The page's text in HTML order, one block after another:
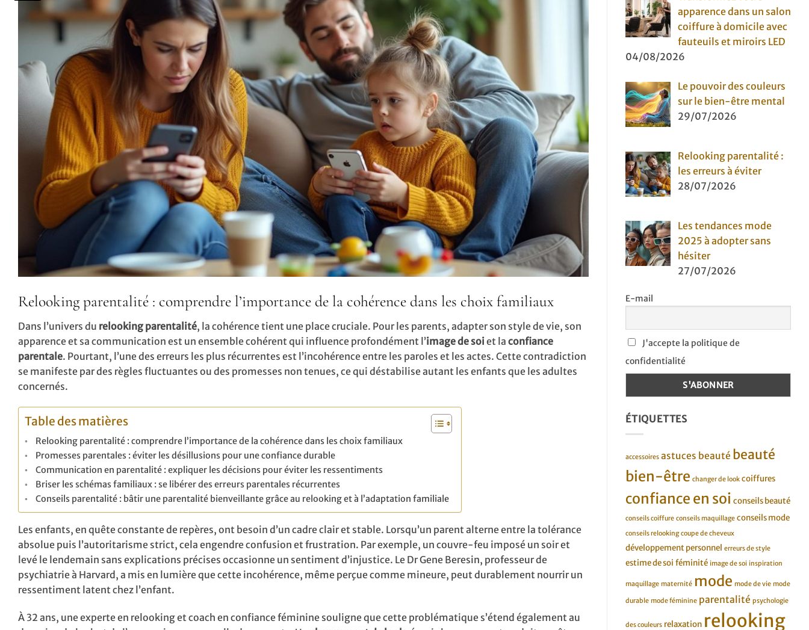
Relooking parentalité : comprendre l’importance de la cohérence dans les choix familiaux
Dans l’univers du relooking parentalité, la cohérence tient une place cruciale. Pour les parents, adapter son style de vie, son
apparence et sa communication est un ensemble cohérent qui influence profondément l’image de soi et la confiance
parentale. Pourtant, l’une des erreurs les plus récurrentes est l’incohérence entre les paroles et les actes. Cette contradiction
se manifeste par des règles fluctuantes ou des promesses non tenues, ce qui déstabilise autant les enfants que les adultes
concernés.
Table des matières
Relooking parentalité : comprendre l’importance de la cohérence dans les choix familiaux
Promesses parentales : éviter les désillusions pour une confiance durable
Communication en parentalité : expliquer les décisions pour éviter les ressentiments
Briser les schémas familiaux : se libérer des erreurs parentales récurrentes
Conseils parentalité : bâtir une parentalité bienveillante grâce au relooking et à l’adaptation familiale
Les enfants, en quête constante de repères, ont besoin d’un cadre clair et stable. Lorsqu’un parent alterne entre la tolérance
absolue puis l’autoritarisme strict, cela engendre confusion et frustration. Par exemple, un couvre-feu imposé un soir et
levé le lendemain sans explications précises occasionne un sentiment d’injustice. Le Dr Gene Beresin, professeur de
psychiatrie à Harvard, a mis en lumière que cette incohérence, même perçue comme mineure, peut durablement nourrir un
ressentiment latent chez l’enfant.
À 32 ans, une experte en relooking et coach en confiance féminine souligne que cette problématique s’étend également au
apparence dans un salon
coiffure à domicile avec
fauteuils et miroirs LED
04/08/2026
Le pouvoir des couleurs
sur le bien-être mental
29/07/2026
Relooking parentalité :
les erreurs à éviter
28/07/2026
Les tendances mode
2025 à adopter sans
hésiter
27/07/2026
E-mail
J'accepte la politique de
confidentialité
ÉTIQUETTES
accessoires astuces beauté beauté
bien-être changer de look coiffures
confiance en soi conseils beauté
conseils coiffure conseils maquillage conseils mode
conseils relooking coupe de cheveux
développement personnel erreurs de style
estime de soi féminité image de soi inspiration
maquillage maternité mode mode de vie mode
durable mode féminine parentalité psychologie
des couleurs relaxation relooking